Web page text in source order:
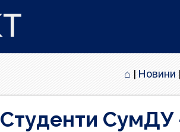
⌂ | Новини |
Студенти СумДУ